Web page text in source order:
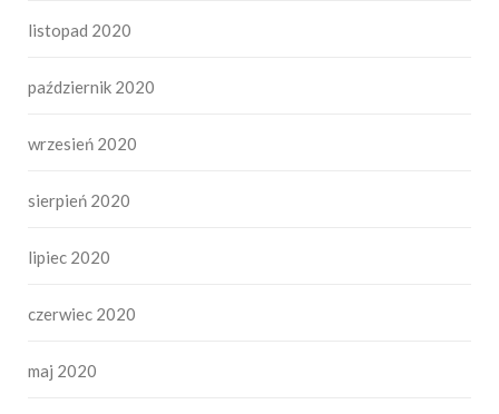
listopad 2020
październik 2020
wrzesień 2020
sierpień 2020
lipiec 2020
czerwiec 2020
maj 2020